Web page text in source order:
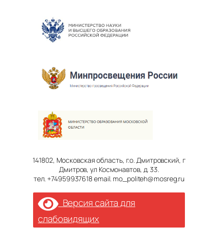
141802, Московская область, г.о. Дмитровский, г
Дмитров, ул Космонавтов, д. 33.
тел. +74959937618 email. mo_politeh@mosreg.ru
Версия сайта для
слабовидящих